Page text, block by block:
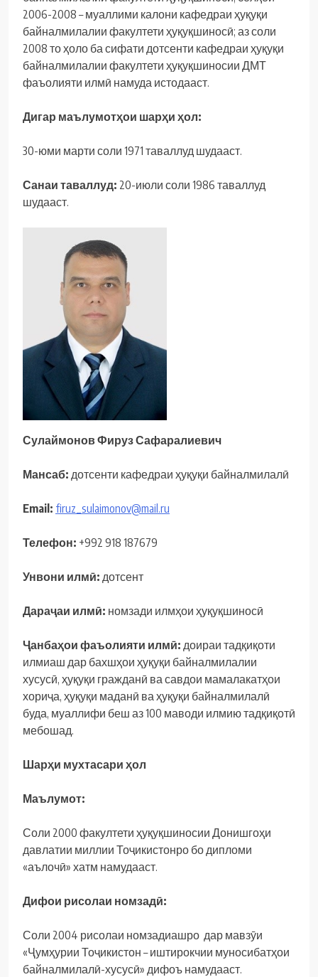
2006-2008 – муаллими калони кафедраи ҳуқуқи
байналмилалии факултети ҳуқуқшиносӣ; аз соли
2008 то ҳоло ба сифати дотсенти кафедраи ҳуқуқи
байналмилалии факултети ҳуқуқшиносии ДМТ
фаъолияти илмӣ намуда истодааст.
Дигар маълумотҳои шарҳи ҳол:
30-юми марти соли 1971 таваллуд шудааст.
Санаи таваллуд: 20-июли соли 1986 таваллуд
шудааст.
Сулаймонов Фируз Сафаралиевич
Мансаб: дотсенти кафедраи ҳуқуқи байналмилалӣ
Email: firuz_sulaimonov@mail.ru
Телефон: +992 918 187679
Унвони илмӣ: дотсент
Дараҷаи илмӣ: номзади илмҳои ҳуқуқшиносӣ
Ҷанбаҳои фаъолияти илмӣ: доираи тадқиқоти
илмиаш дар бахшҳои ҳуқуқи байналмилалии
хусусӣ, ҳуқуқи гражданӣ ва савдои мамалакатҳои
хориҷа, ҳуқуқи маданӣ ва ҳуқуқи байналмилалӣ
буда, муаллифи беш аз 100 маводи илмию тадқиқотӣ
мебошад.
Шарҳи мухтасари ҳол
Маълумот:
Соли 2000 факултети ҳуқуқшиносии Донишгоҳи
давлатии миллии Тоҷикистонро бо дипломи
«аълочӣ» хатм намудааст.
Дифои рисолаи номзадӣ:
Соли 2004 рисолаи номзадиашро дар мавзӯи
«Ҷумҳурии Тоҷикистон – иштирокчии муносибатҳои
байналмилалӣ-хусусӣ» дифоъ намудааст.